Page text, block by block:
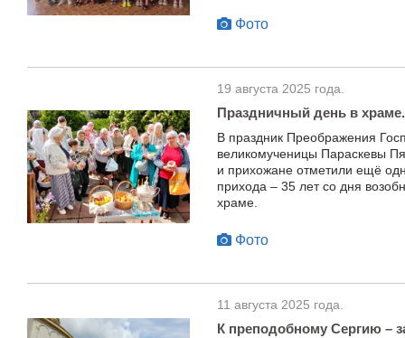
Фото
19 августа 2025 года.
Праздничный день в храме.
В праздник Преображения
великомученицы Параскевы
и прихожане отметили ещё
прихода – 35 лет со дня
храме.
Фото
11 августа 2025 года.
К преподобному Сергию –